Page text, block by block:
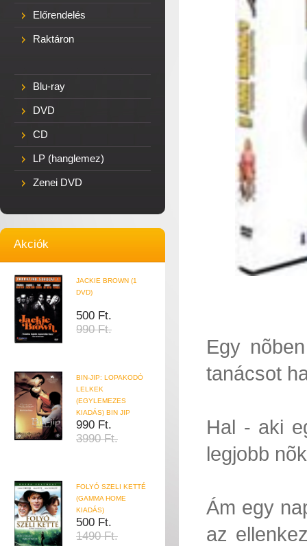
Előrendelés
Raktáron
Blu-ray
DVD
CD
LP (hanglemez)
Zenei DVD
Akciók
JACKIE BROWN (1
DVD)
500 Ft.
990 Ft.
BIN-JIP: LOPAKODÓ
LELKEK
(EGYLEMEZES
KIADÁS) BIN JIP
990 Ft.
3990 Ft.
FOLYÓ SZELI KETTÉ
(GAMMA HOME
KIADÁS)
500 Ft.
1490 Ft.
Egy
tanácsot
Hal - aki
legjobb
Ám egy
az